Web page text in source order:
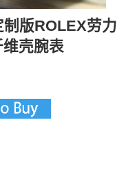
版ROLEX劳力
壳腕表